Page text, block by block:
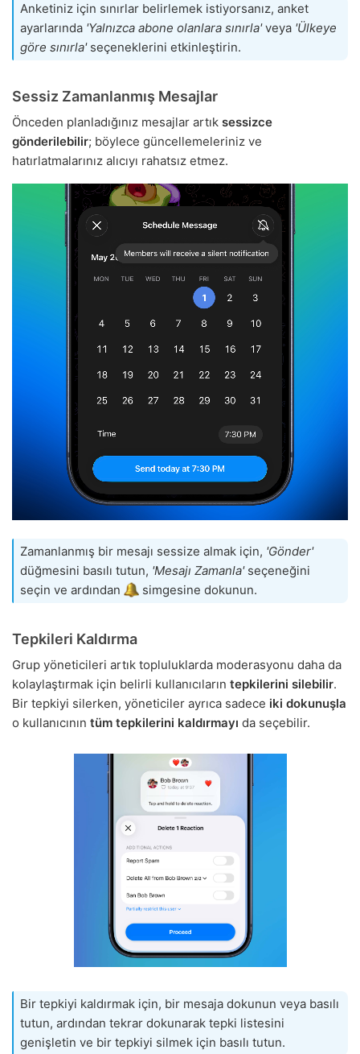
Anketiniz için sınırlar belirlemek istiyorsanız, anket
ayarlarında 'Yalnızca abone olanlara sınırla'veya 'Ülkeye
göre sınırla'seçeneklerini etkinleştirin.
Sessiz Zamanlanmış Mesajlar
Önceden planladığınız mesajlar artık sessizce
gönderilebilir; böylece güncellemeleriniz ve
hatırlatmalarınız alıcıyı rahatsız etmez.
Zamanlanmış bir mesajı sessize almak için, 'Gönder'
düğmesini basılı tutun, 'Mesajı Zamanla'seçeneğini
seçin ve ardından
simgesine dokunun.
Tepkileri Kaldırma
Grup yöneticileri artık topluluklarda moderasyonu daha da
kolaylaştırmak için belirli kullanıcıların tepkilerini silebilir.
Bir tepkiyi silerken, yöneticiler ayrıca sadece iki dokunuşla
o kullanıcının tüm tepkilerini kaldırmayı da seçebilir.
Bir tepkiyi kaldırmak için, bir mesaja dokunun veya basılı
tutun, ardından tekrar dokunarak tepki listesini
genişletin ve bir tepkiyi silmek için basılı tutun.